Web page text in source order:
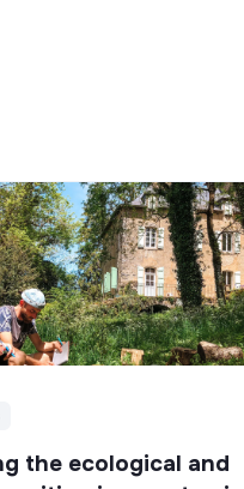
the ecological and